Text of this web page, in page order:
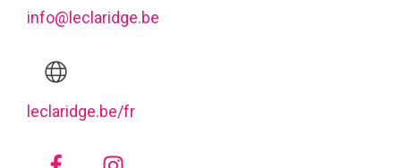
info@leclaridge.be
leclaridge.be/fr